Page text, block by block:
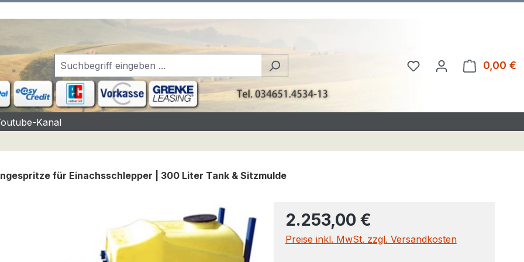
Du hast 0 Produkte
0,00 €
Kanal
für Einachsschlepper | 300 Liter Tank & Sitzmulde
2.253,00 €
Preise inkl. MwSt. zzgl. Versandkosten